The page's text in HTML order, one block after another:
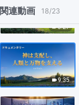
関連動画 18/23
5:27
9:35